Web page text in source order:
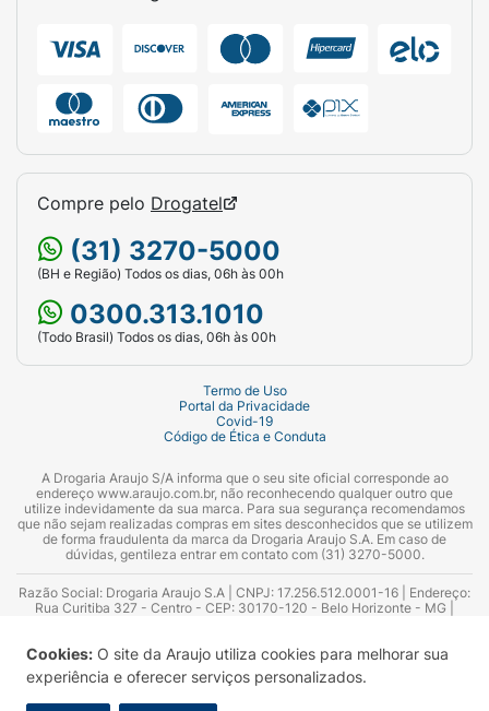
Cookies: O site da Araujo utiliza cookies para melhorar sua
experiência e oferecer serviços personalizados.
Compre pelo Drogatel
(31) 3270-5000
(BH e Região) Todos os dias, 06h às 00h
0300.313.1010
(Todo Brasil) Todos os dias, 06h às 00h
Termo de Uso
Portal da Privacidade
Covid-19
Código de Ética e Conduta
A Drogaria Araujo S/A informa que o seu site oficial corresponde ao
endereço www.araujo.com.br, não reconhecendo qualquer outro que
utilize indevidamente da sua marca. Para sua segurança recomendamos
que não sejam realizadas compras em sites desconhecidos que se utilizem
de forma fraudulenta da marca da Drogaria Araujo S.A. Em caso de
dúvidas, gentileza entrar em contato com (31) 3270-5000.
Razão Social: Drogaria Araujo S.A | CNPJ: 17.256.512.0001-16 | Endereço:
Rua Curitiba 327 - Centro - CEP: 30170-120 - Belo Horizonte - MG |
Azevedo Guimarães – CRF 10.965 | Yasmin Silva Alvarenga – CRF 52.584 -
Consultor substituto: Thiago Aguiar Pinheiro - CRF Nº 13.748. Alvará
Sanitário: 2025020713 | Autorização de Funcionamento da Empresa (AFE):